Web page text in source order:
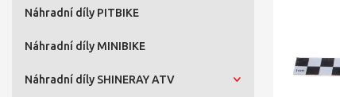
Náhradní díly PITBIKE
Náhradní díly MINIBIKE
Náhradní díly SHINERAY ATV